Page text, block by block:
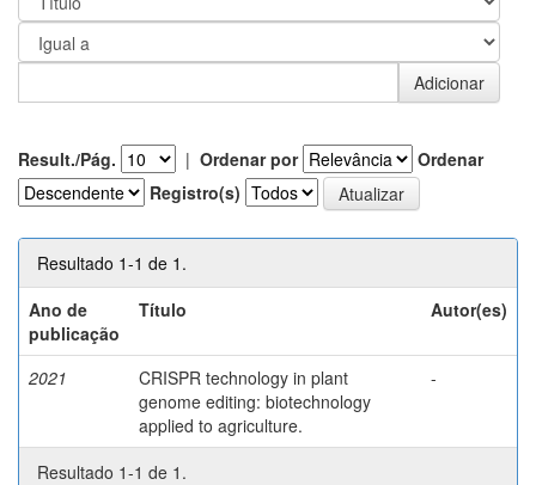
Result./Pág. | Ordenar por
Ordenar
Registro(s)
Resultado 1-1 de 1.
Ano de
publicação
Título Autor(es)
2021
CRISPR technology in plant
genome editing: biotechnology
applied to agriculture.
-
Resultado 1-1 de 1.